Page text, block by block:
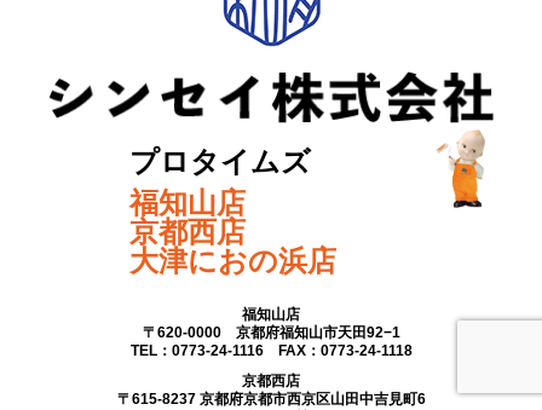
プロタイムズ
福知山店
京都西店
大津におの浜店
福知山店
〒620-0000 京都府福知山市天田92−1
TEL：0773-24-1116 FAX：0773-24-1118
京都西店
〒615-8237 京都府京都市西京区山田中吉見町6